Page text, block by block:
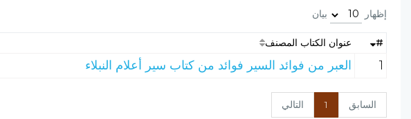
إظهار بيان
# عنوان الكتاب المصنف
1 العبر من فوائد السير فوائد من كتاب سير أعلام النبلاء
السابق 1 التالي